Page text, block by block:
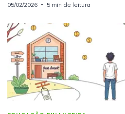
05/02/2026 5 min de leitura